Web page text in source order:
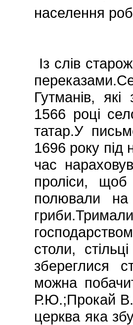
населення
Із слів
Гутманів,
1566 році
татар.У
1696 року під
час
проліси, щоб
полювали на
столи,
збереглися
можна
Р.Ю.;Прокай
церква яка